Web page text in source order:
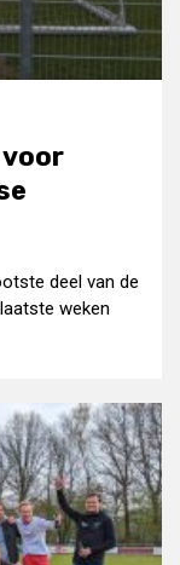
deel van de
weken